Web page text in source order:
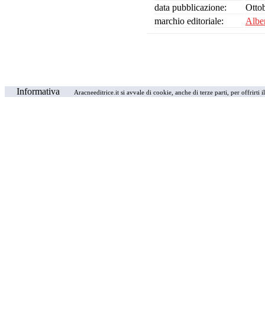
data pubblicazione:
marchio editoriale:
Informativa Aracneeditrice.it si avvale di cookie, anche di terze parti, per